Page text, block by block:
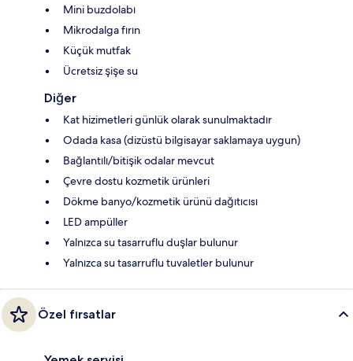
Mini buzdolabı
Mikrodalga fırın
Küçük mutfak
Ücretsiz şişe su
Diğer
Kat hizimetleri günlük olarak sunulmaktadır
Odada kasa (dizüstü bilgisayar saklamaya uygun)
Bağlantılı/bitişik odalar mevcut
Çevre dostu kozmetik ürünleri
Dökme banyo/kozmetik ürünü dağıtıcısı
LED ampüller
Yalnızca su tasarruflu duşlar bulunur
Yalnızca su tasarruflu tuvaletler bulunur
Özel fırsatlar